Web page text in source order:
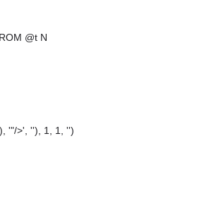
@t N
'"/>', ''), 1, 1, '')